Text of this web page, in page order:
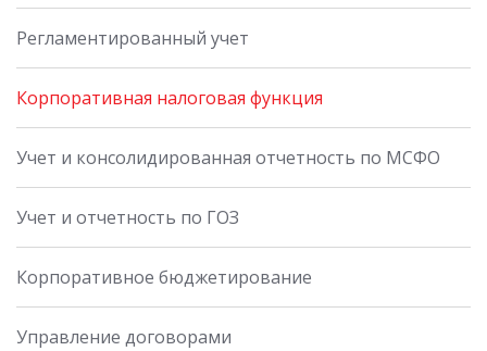
Регламентированный учет
Корпоративная налоговая функция
Учет и консолидированная отчетность по МСФО
Учет и отчетность по ГОЗ
Корпоративное бюджетирование
Управление договорами